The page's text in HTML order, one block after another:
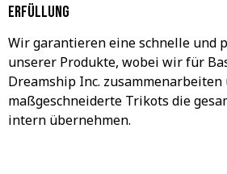
Erfüllung
Wir garantieren eine schnelle und
unserer Produkte, wobei wir für
Dreamship Inc.
maßgeschneiderte Trikots die
intern übernehmen.